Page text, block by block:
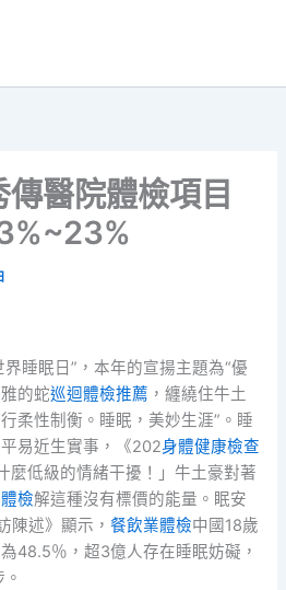
醫院體檢項目
睡眠日”，本年的宣揚主題為“優
的蛇巡迴體檢推薦 ，纏繞住牛土
柔性制衡。睡眠，美妙生涯”。睡
易近生實事，《202身體健康檢查
麼低級的情緒干擾！」牛土豪對著
檢解這種沒有標價的能量。眠安
陳述》顯示，餐飲業體檢中國18歲
48.5％，超3億人存在睡眠妨礙，